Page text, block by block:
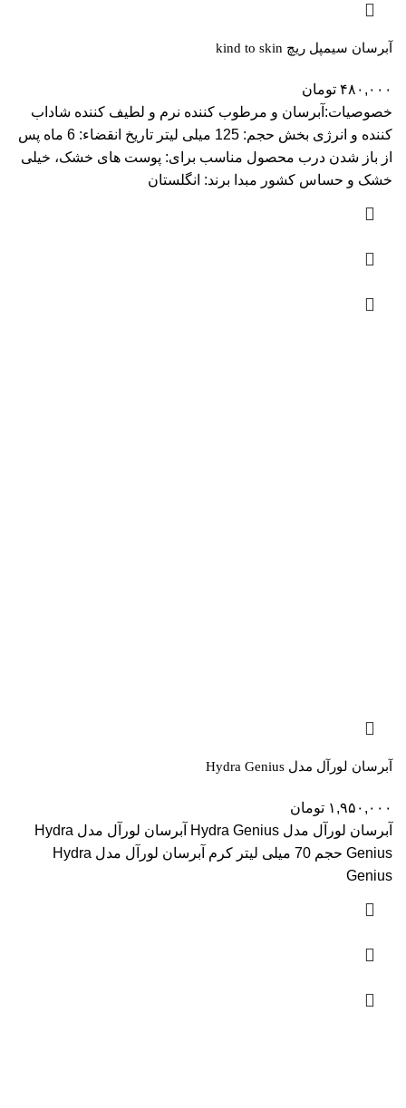
آبرسان سیمپل ریچ kind to skin
۴۸۰,۰۰۰ تومان
خصوصیات:آبرسان و مرطوب کننده نرم و لطیف کننده شاداب
کننده و انرژی بخش حجم: 125 میلی لیتر تاریخ انقضاء: 6 ماه پس
از باز شدن درب محصول مناسب برای: پوست های خشک، خیلی
خشک و حساس کشور مبدا برند: انگلستان
آبرسان لورآل مدل Hydra Genius
۱,۹۵۰,۰۰۰ تومان
آبرسان لورآل مدل Hydra Genius آبرسان لورآل مدل Hydra
Genius حجم 70 میلی لیتر کرم آبرسان لورآل مدل Hydra
Genius